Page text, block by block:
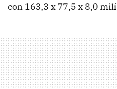
con 163,3 x 77,5 x 8,0